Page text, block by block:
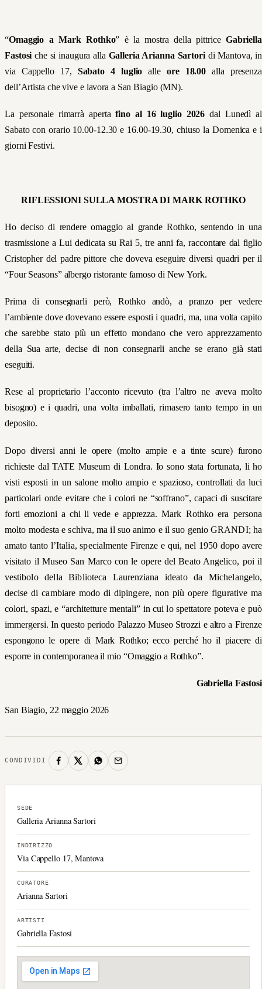
“Omaggio a Mark Rothko” è la mostra della pittrice Gabriella
Fastosi che si inaugura alla Galleria Arianna Sartoridi Mantova, in
via Cappello 17, Sabato 4 luglioalleore 18.00 alla presenza
dell’Artista che vive e lavora a San Biagio (MN).
La personale rimarrà apertafino al 16 luglio 2026 dal Lunedì al
Sabato con orario 10.00-12.30 e 16.00-19.30, chiuso la Domenica e i
giorni Festivi.
RIFLESSIONI SULLA MOSTRA DI MARK ROTHKO
Ho deciso di rendere omaggio al grande Rothko, sentendo in una
trasmissione a Lui dedicata su Rai 5, tre anni fa, raccontare dal figlio
Cristopher del padre pittore che doveva eseguire diversi quadri per il
“Four Seasons” albergo ristorante famoso di New York.
Prima di consegnarli però, Rothko andò, a pranzo per vedere
l’ambiente dove dovevano essere esposti i quadri, ma, una volta capito
che sarebbe stato più un effetto mondano che vero apprezzamento
della Sua arte, decise di non consegnarli anche se erano già stati
eseguiti.
Rese al proprietario l’acconto ricevuto (tra l’altro ne aveva molto
bisogno) e i quadri, una volta imballati, rimasero tanto tempo in un
deposito.
Dopo diversi anni le opere (molto ampie e a tinte scure) furono
richieste dal TATE Museum di Londra. Io sono stata fortunata, li ho
visti esposti in un salone molto ampio e spazioso, controllati da luci
particolari onde evitare che i colori ne “soffrano”, capaci di suscitare
forti emozioni a chi li vede e apprezza.Mark Rothko era persona
molto modesta e schiva, ma il suo animo e il suo genio GRANDI; ha
amato tanto l’Italia, specialmente Firenze e qui, nel 1950 dopo avere
visitato il Museo San Marco con le opere del Beato Angelico, poi il
vestibolo della Biblioteca Laurenziana ideato da Michelangelo,
decise di cambiare modo di dipingere, non più opere figurative ma
colori, spazi, e “architetture mentali” in cui lo spettatore poteva e può
immergersi.In questo periodo Palazzo Museo Strozzi e altro a Firenze
espongono le opere di Mark Rothko; ecco perché ho il piacere di
esporre in contemporanea il mio “Omaggio a Rothko”.
Gabriella Fastosi
San Biagio, 22 maggio 2026
CONDIVIDI
SEDE
Galleria Arianna Sartori
INDIRIZZO
Via Cappello 17, Mantova
CURATORE
Arianna Sartori
ARTISTI
Gabriella Fastosi